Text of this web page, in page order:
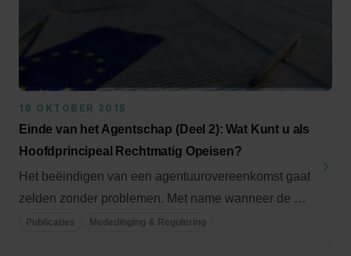
Selecteer medewerker
19 OKTOBER 2015
Einde van het Agentschap (Deel 2): Wat Kunt u als
Hoofdprincipeal Rechtmatig Opeisen?
Het beëindigen van een agentuurovereenkomst gaat
zelden zonder problemen. Met name wanneer de bij
...Publicaties Mededinging & Regulering